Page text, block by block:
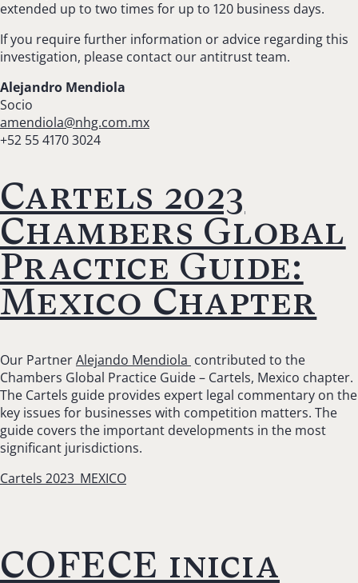
extended up to two times for up to 120 business days.
If you require further information or advice regarding this
investigation, please contact our antitrust team.
Alejandro Mendiola
Socio
amendiola@nhg.com.mx
+52 55 4170 3024
Cartels 2023
Chambers Global
Practice Guide:
Mexico Chapter
Our PartnerAlejando Mendiola contributed to the
Chambers Global Practice Guide – Cartels, Mexico chapter.
The Cartels guide provides expert legal commentary on the
key issues for businesses with competition matters. The
guide covers the important developments in the most
significant jurisdictions.
Cartels 2023_MEXICO
COFECE inicia